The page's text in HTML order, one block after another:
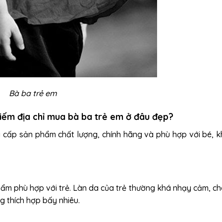
Bà ba trẻ em
địa chỉ mua bà ba trẻ em ở đâu đẹp?
sản phẩm chất lượng, chính hãng và phù hợp với bé,
phù hợp với trẻ. Làn da của trẻ thường khá nhạy cảm,
thích hợp bấy nhiêu.